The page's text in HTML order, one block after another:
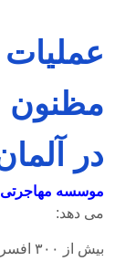
عملیات
مظنون
در
موسسه مهاجرتی
می دهد:
بیش